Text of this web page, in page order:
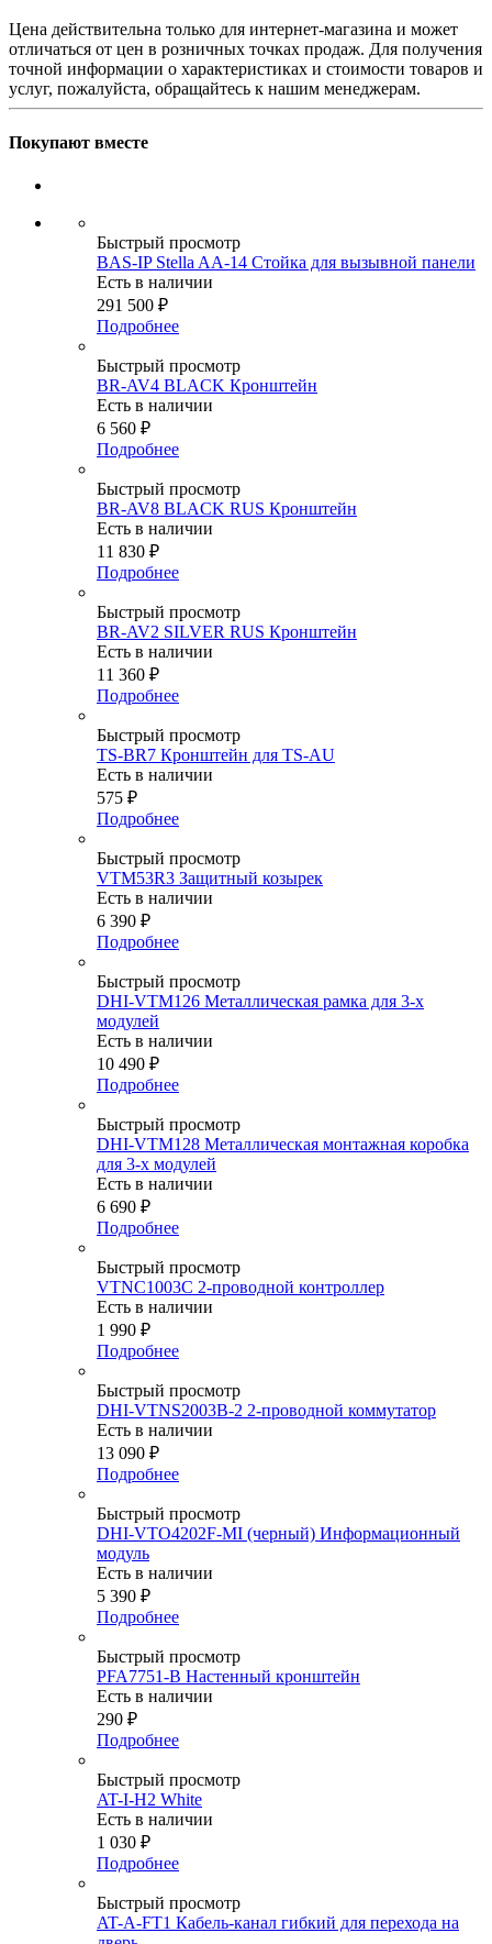
Цена действительна только для интернет-магазина и может
отличаться от цен в розничных точках продаж. Для получения
точной информации о характеристиках и стоимости товаров и
услуг, пожалуйста, обращайтесь к нашим менеджерам.
Покупают вместе
Быстрый просмотр
BAS-IP Stella AA-14 Стойка для вызывной панели
Есть в наличии
291 500 ₽
Подробнее
Быстрый просмотр
BR-AV4 BLACK Кронштейн
Есть в наличии
6 560 ₽
Подробнее
Быстрый просмотр
BR-AV8 BLACK RUS Кронштейн
Есть в наличии
11 830 ₽
Подробнее
Быстрый просмотр
BR-AV2 SILVER RUS Кронштейн
Есть в наличии
11 360 ₽
Подробнее
Быстрый просмотр
TS-BR7 Кронштейн для TS-AU
Есть в наличии
575 ₽
Подробнее
Быстрый просмотр
VTM53R3 Защитный козырек
Есть в наличии
6 390 ₽
Подробнее
Быстрый просмотр
DHI-VTM126 Металлическая рамка для 3-х
модулей
Есть в наличии
10 490 ₽
Подробнее
Быстрый просмотр
DHI-VTM128 Металлическая монтажная коробка
для 3-х модулей
Есть в наличии
6 690 ₽
Подробнее
Быстрый просмотр
VTNC1003C 2-проводной контроллер
Есть в наличии
1 990 ₽
Подробнее
Быстрый просмотр
DHI-VTNS2003B-2 2-проводной коммутатор
Есть в наличии
13 090 ₽
Подробнее
Быстрый просмотр
DHI-VTO4202F-MI (черный) Информационный
модуль
Есть в наличии
5 390 ₽
Подробнее
Быстрый просмотр
PFA7751-B Настенный кронштейн
Есть в наличии
290 ₽
Подробнее
Быстрый просмотр
AT-I-H2 White
Есть в наличии
1 030 ₽
Подробнее
Быстрый просмотр
AT-A-FT1 Кабель-канал гибкий для перехода на